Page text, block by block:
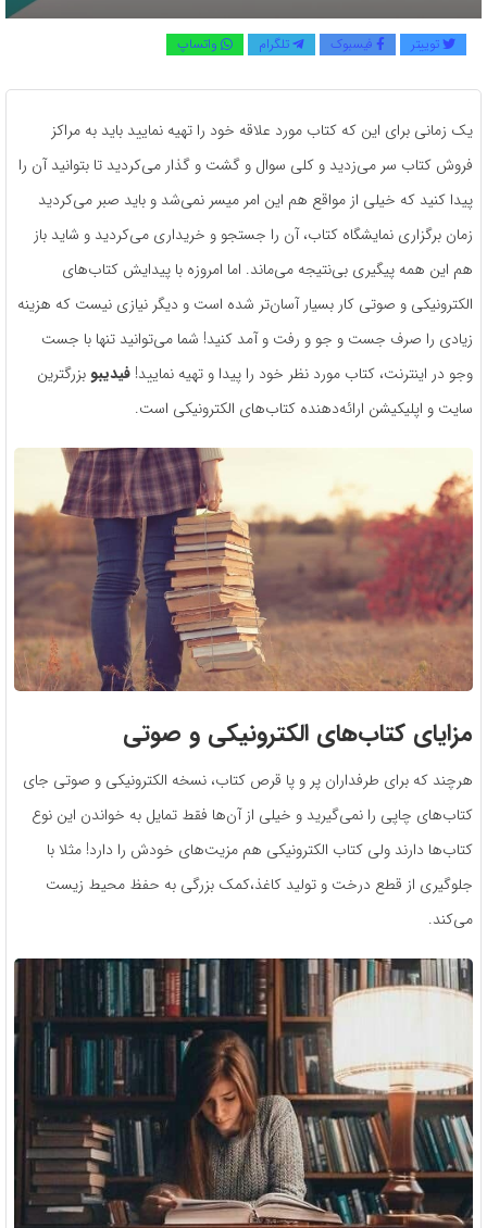
توییتر فیسبوک تلگرام واتساپ
یک زمانی برای این که کتاب مورد علاقه خود را تهیه نمایید باید به مراکز
فروش کتاب سر می‌زدید و کلی سوال و گشت و گذار می‌کردید تا بتوانید آن را
پیدا کنید که خیلی از مواقع هم این امر میسر نمی‌شد و باید صبر می‌کردید
زمان برگزاری نمایشگاه کتاب، آن را جستجو و خریداری می‌کردید و شاید باز
هم این همه پیگیری بی‌نتیجه می‌ماند. اما امروزه با پیدایش کتاب‌های
الکترونیکی و صوتی کار بسیار آسان‌تر شده است و دیگر نیازی نیست که هزینه
زیادی را صرف جست و جو و رفت و آمد کنید! شما می‌توانید تنها با جست
وجو در اینترنت، کتاب مورد نظر خود را پیدا و تهیه نمایید! فیدیبو بزرگترین
سایت و اپلیکیشن ارائه‌دهنده کتاب‌های الکترونیکی است.
مزایای کتاب‌های الکترونیکی و صوتی
هرچند که برای طرفداران پر و پا قرص کتاب، نسخه الکترونیکی و صوتی جای
کتاب‌های چاپی را نمی‌گیرید و خیلی از آن‌ها فقط تمایل به خواندن این نوع
کتاب‌ها دارند ولی کتاب الکترونیکی هم مزیت‌های خودش را دارد! مثلا با
جلوگیری از قطع درخت و تولید کاغذ،کمک بزرگی به حفظ محیط زیست
می‌کند.